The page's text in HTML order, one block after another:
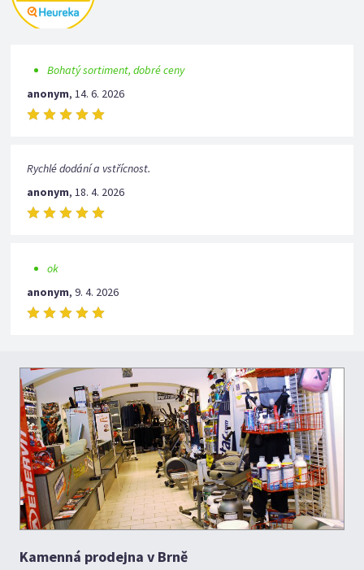
Bohatý sortiment, dobré ceny
anonym,14. 6. 2026
Rychlé dodání a vstřícnost.
anonym,18. 4. 2026
ok
anonym,9. 4. 2026
Kamenná prodejna v Brně